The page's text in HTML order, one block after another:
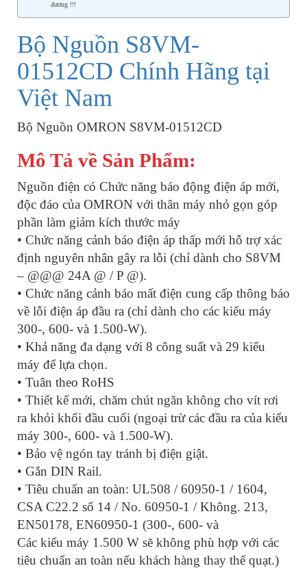
đương !!!
Bộ Nguồn S8VM-
01512CD Chính Hãng tại
Việt Nam
Bộ Nguồn OMRON S8VM-01512CD
Mô Tả về Sản Phẩm:
Nguồn điện có Chức năng báo động điện áp mới,
độc đáo của OMRON với thân máy nhỏ gọn góp
phần làm giảm kích thước máy
• Chức năng cảnh báo điện áp thấp mới hỗ trợ xác
định nguyên nhân gây ra lỗi (chỉ dành cho S8VM
– @@@ 24A @ / P @).
• Chức năng cảnh báo mất điện cung cấp thông báo
về lỗi điện áp đầu ra (chỉ dành cho các kiểu máy
300-, 600- và 1.500-W).
• Khả năng đa dạng với 8 công suất và 29 kiểu
máy để lựa chọn.
• Tuân theo RoHS
• Thiết kế mới, chăm chút ngăn không cho vít rơi
ra khỏi khối đầu cuối (ngoại trừ các đầu ra của kiểu
máy 300-, 600- và 1.500-W).
• Bảo vệ ngón tay tránh bị điện giật.
• Gắn DIN Rail.
• Tiêu chuẩn an toàn: UL508 / 60950-1 / 1604,
CSA C22.2 số 14 / No. 60950-1 / Không. 213,
EN50178, EN60950-1 (300-, 600- và
Các kiểu máy 1.500 W sẽ không phù hợp với các
tiêu chuẩn an toàn nếu khách hàng thay thế quạt.)